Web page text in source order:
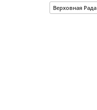
Верховная Рада